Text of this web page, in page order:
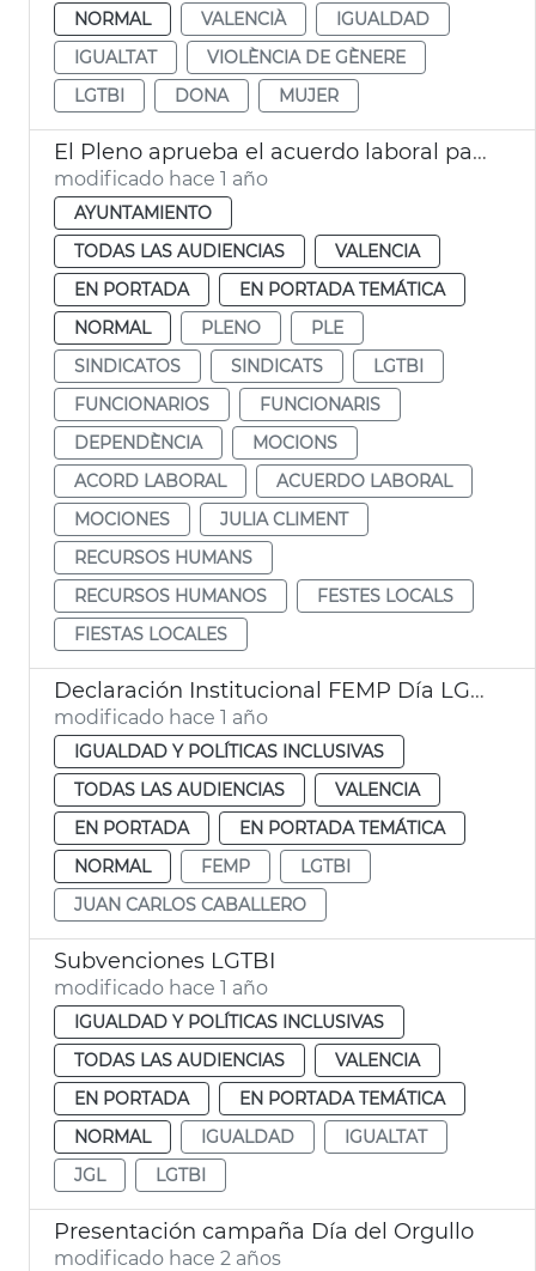
NORMAL VALENCIÀ
IGUALDAD
IGUALTAT
VIOLÈNCIA DE GÈNERE
LGTBI
DONA MUJER
El Pleno aprueba el acuerdo laboral para 2024-2027
modificado hace 1 año
AYUNTAMIENTO
TODAS LAS AUDIENCIAS
VALENCIA
EN PORTADA
EN PORTADA TEMÁTICA
NORMAL
PLENO
PLE
SINDICATOS
SINDICATS
LGTBI
FUNCIONARIOS
FUNCIONARIS
DEPENDÈNCIA
MOCIONS
ACORD LABORAL
ACUERDO LABORAL
MOCIONES
JULIA CLIMENT
RECURSOS HUMANS
RECURSOS HUMANOS
FESTES LOCALS
FIESTAS LOCALES
Declaración Institucional FEMP Día LGTBI
modificado hace 1 año
IGUALDAD Y POLÍTICAS INCLUSIVAS
TODAS LAS AUDIENCIAS
VALENCIA
EN PORTADA
EN PORTADA TEMÁTICA
NORMAL
FEMP
LGTBI
JUAN CARLOS CABALLERO
Subvenciones LGTBI
modificado hace 1 año
IGUALDAD Y POLÍTICAS INCLUSIVAS
TODAS LAS AUDIENCIAS
VALENCIA
EN PORTADA
EN PORTADA TEMÁTICA
NORMAL
IGUALDAD
IGUALTAT
JGL
LGTBI
Presentación campaña Día del Orgullo
modificado hace 2 años